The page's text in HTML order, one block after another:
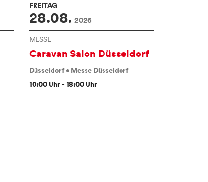
FREITAG
28.08. 2026
MESSE
Caravan Salon Düsseldorf
Düsseldorf • Messe Düsseldorf
10:00 Uhr - 18:00 Uhr